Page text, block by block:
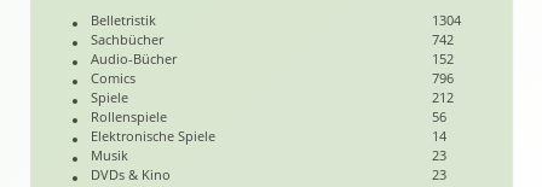
Belletristik
1304
Sachbücher
742
Audio-Bücher
152
Comics
796
Spiele
212
Rollenspiele
56
Elektronische Spiele
14
Musik
23
DVDs & Kino
23